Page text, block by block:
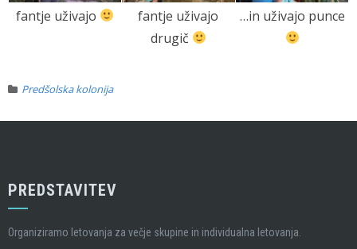
fantje uživajo
fantje uživajo
drugič
…in uživajo punce
Predšolska kolonija
PREDSTAVITEV
Organiziramo letovanja za večje skupine in individualna letovanja.